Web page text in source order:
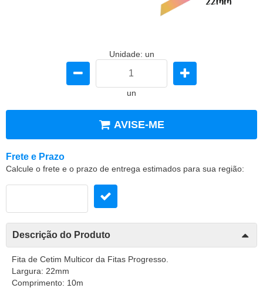
Unidade: un
un
AVISE-ME
Frete e Prazo
Calcule o frete e o prazo de entrega estimados para sua região:
Descrição do Produto
Fita de Cetim Multicor da Fitas Progresso.
Largura: 22mm
Comprimento: 10m